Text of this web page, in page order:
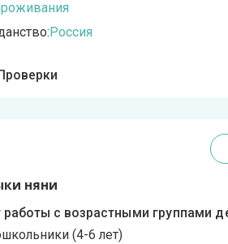
Россия
няни
с возрастными группами
(4-6 лет)